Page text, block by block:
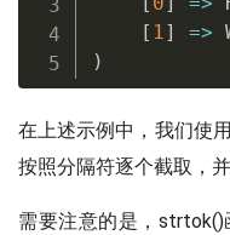
[ 1] =>
)
在上述示例中，我们使
按照分隔符逐个截取，
需要注意的是，strtok()